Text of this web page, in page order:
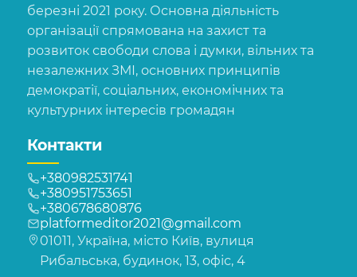
березні 2021 року. Основна діяльність
організації спрямована на захист та
розвиток свободи слова і думки, вільних та
незалежних ЗМІ, основних принципів
демократії, соціальних, економічних та
культурних інтересів громадян
Контакти
+380982531741
+380951753651
+380678680876
platformeditor2021@gmail.com
01011, Україна, місто Київ, вулиця
Рибальська, будинок, 13, офіс, 4